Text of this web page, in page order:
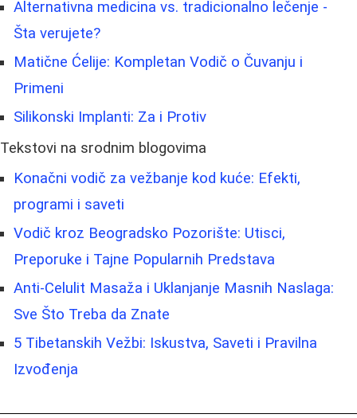
Alternativna medicina vs. tradicionalno lečenje -
Šta verujete?
Matične Ćelije: Kompletan Vodič o Čuvanju i
Primeni
Silikonski Implanti: Za i Protiv
Tekstovi na srodnim blogovima
Konačni vodič za vežbanje kod kuće: Efekti,
programi i saveti
Vodič kroz Beogradsko Pozorište: Utisci,
Preporuke i Tajne Popularnih Predstava
Anti-Celulit Masaža i Uklanjanje Masnih Naslaga:
Sve Što Treba da Znate
5 Tibetanskih Vežbi: Iskustva, Saveti i Pravilna
Izvođenja